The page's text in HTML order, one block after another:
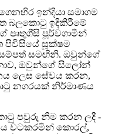
ඉන්දියා සමාගම
බලකොටු ඉදිකිරීමේ
පෘතුගීසි පූර්වගාමීන්
පිවිසියේ සූක්ෂම
සමඟිනි. ඔවුන්ගේ
ඔවුන්ගේ සිලෝන්
ලෙස සේවය කරන,
නගරයක් නිර්මාණය
පවුරු නිම කරන ලදී -
වටකරමින් කොරල්,